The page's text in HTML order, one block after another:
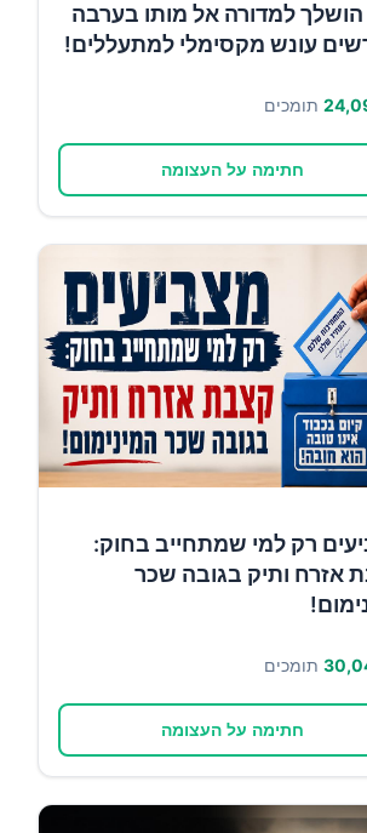
למדורה אל מותו בערבה
עונש מקסימלי למתעללים!
תומכים
חתימה על העצומה
רק למי שמתחייב בחוק:
אזרח ותיק בגובה שכר
תומכים
חתימה על העצומה